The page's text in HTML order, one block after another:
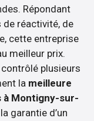
Répondant
réactivité, de
cette entreprise
meilleur prix.
plusieurs
la meilleure
à Montigny-sur-
garantie d’un